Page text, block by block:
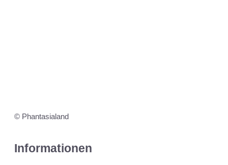
© Phantasialand
Informationen